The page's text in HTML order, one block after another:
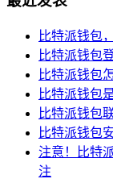
比特派钱包
比特派钱包
比特派钱包
比特派钱包
比特派钱包
比特派钱包
注意！比特
注